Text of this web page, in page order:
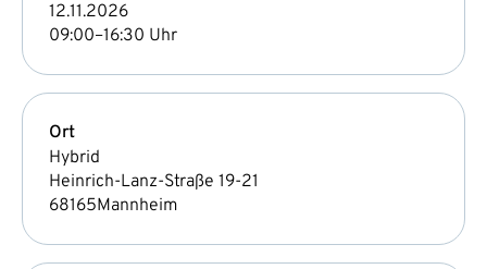
12.11.2026
09:00–16:30 Uhr
Ort
Hybrid
Heinrich-Lanz-Straße 19-21
68165Mannheim